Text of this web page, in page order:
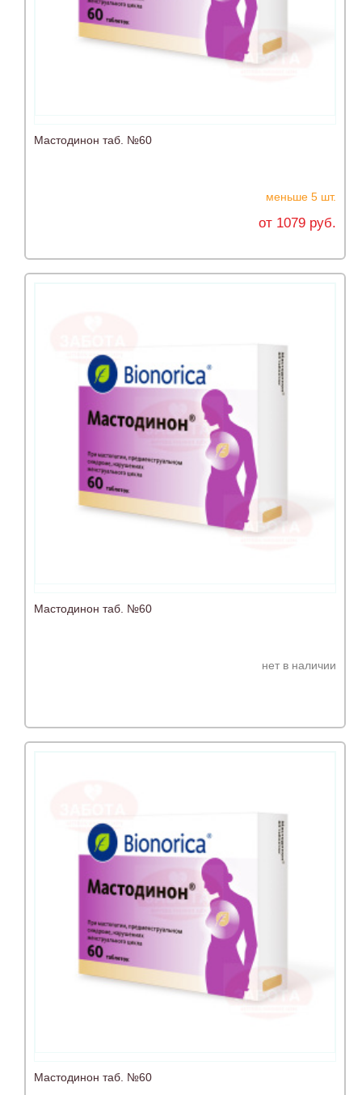
Мастодинон таб. №60
меньше 5 шт.
от 1079 руб.
Мастодинон таб. №60
нет в наличии
Мастодинон таб. №60